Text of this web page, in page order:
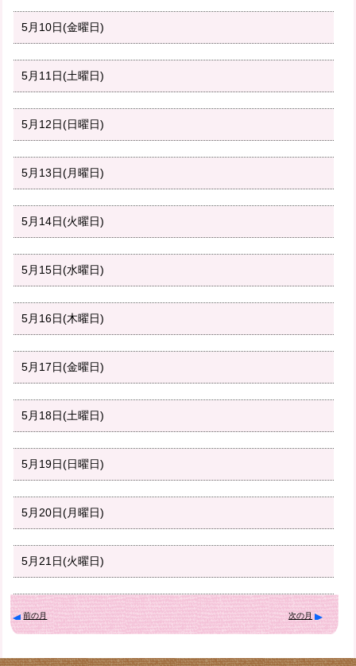
5月10日(金曜日)
5月11日(土曜日)
5月12日(日曜日)
5月13日(月曜日)
5月14日(火曜日)
5月15日(水曜日)
5月16日(木曜日)
5月17日(金曜日)
5月18日(土曜日)
5月19日(日曜日)
5月20日(月曜日)
5月21日(火曜日)
前の月 次の月